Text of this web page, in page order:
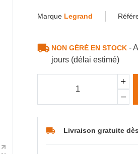
Marque Legrand
NON GÉRÉ EN STOCK-
jours (délai estimé)
Livraison gratuite